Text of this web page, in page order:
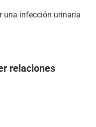
una infección urinaria
relaciones